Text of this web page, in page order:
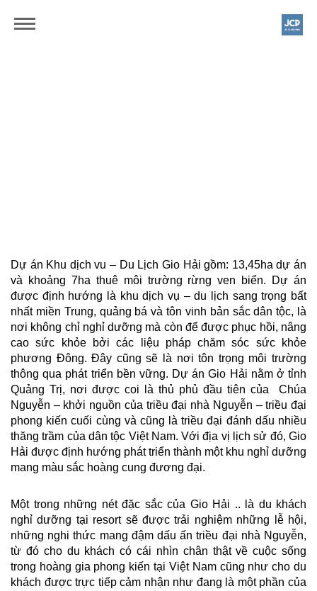
Dự án Khu dịch vu – Du Lịch Gio Hải gồm: 13,45ha dự án
và khoảng 7ha thuê môi trường rừng ven biển. Dự án
được định hướng là khu dịch vụ – du lịch sang trọng bất
nhất miền Trung, quảng bá và tôn vinh bản sắc dân tộc, là
nơi không chỉ nghỉ dưỡng mà còn để được phục hồi, nâng
cao sức khỏe bởi các liệu pháp chăm sóc sức khỏe
phương Đông. Đây cũng sẽ là nơi tôn trọng môi trường
thông qua phát triển bền vững. Dự án Gio Hải nằm ở tỉnh
Quảng Trị, nơi được coi là thủ phủ đầu tiên của Chúa
Nguyễn – khởi nguồn của triều đại nhà Nguyễn – triều đại
phong kiến cuối cùng và cũng là triều đại đánh dấu nhiều
thăng trầm của dân tộc Việt Nam. Với địa vị lịch sử đó, Gio
Hải được định hướng phát triển thành một khu nghỉ dưỡng
mang màu sắc hoàng cung đương đại.
Một trong những nét đặc sắc của Gio Hải .. là du khách
nghỉ dưỡng tại resort sẽ được trải nghiệm những lễ hội,
những nghi thức mang đậm dấu ấn triều đại nhà Nguyễn,
từ đó cho du khách có cái nhìn chân thật về cuộc sống
trong hoàng gia phong kiến tại Việt Nam cũng như cho du
khách được trực tiếp cảm nhận như đang là một phần của